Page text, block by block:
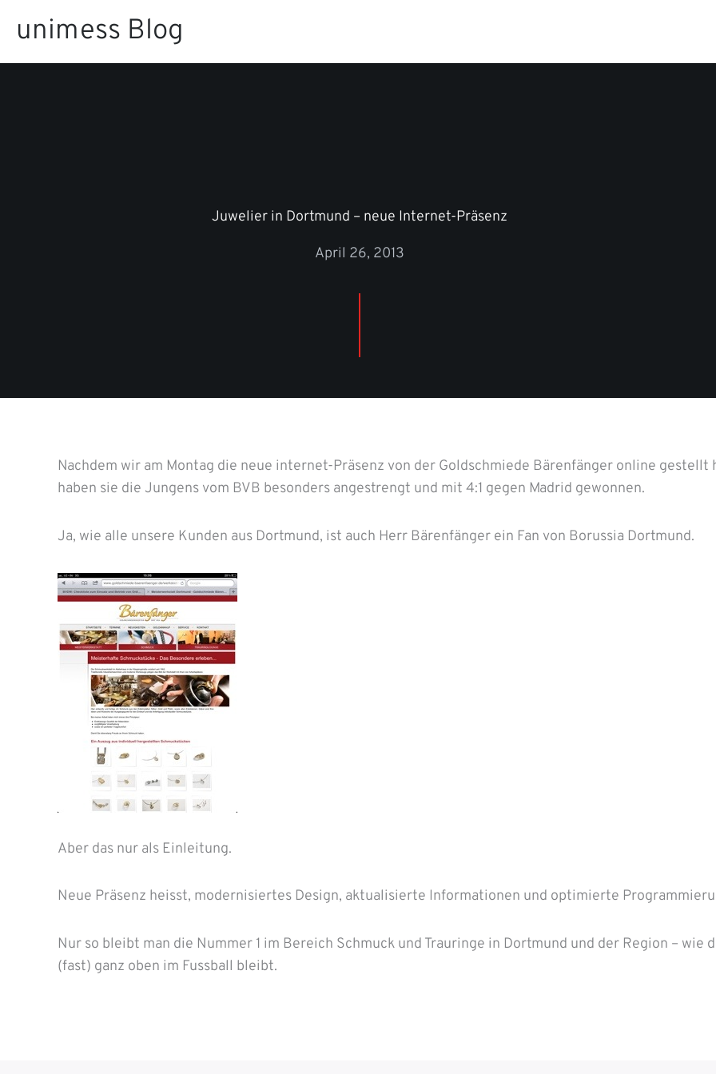
Inhaltunimess Blog
Juwelier in Dortmund – neue Internet-Präsenz
April 26, 2013
Nachdem wir am Montag die neue internet-Präsenz von der Goldschmiede Bärenfänger online gestellt
haben sie die Jungens vom BVB besonders angestrengt und mit 4:1 gegen Madrid gewonnen.
Ja, wie alle unsere Kunden aus Dortmund, ist auch Herr Bärenfänger ein Fan von Borussia Dortmund.
Aber das nur als Einleitung.
Neue Präsenz heisst, modernisiertes Design, aktualisierte Informationen und optimierte
Nur so bleibt man die Nummer 1 im Bereich Schmuck und Trauringe in Dortmund und der Region – wie
(fast) ganz oben im Fussball bleibt.